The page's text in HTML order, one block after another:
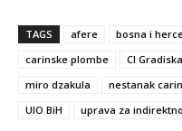
TAGS afere bosna i
carinske plombe
CI Gradiska
miro dzakula
nestanak
UIO BiH
uprava za